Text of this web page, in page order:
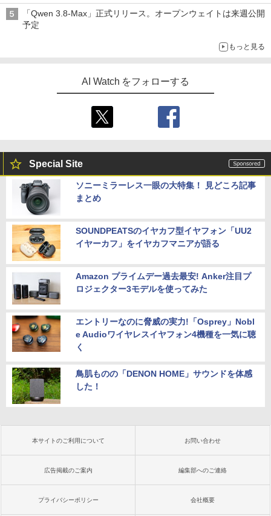
U320F22
「Qwen 3.8-Max」正式リリース。オープンウェイトは来週公開
予定
もっと見る
AI Watch をフォローする
Special Site
ソニーミラーレス一眼の大特集！ 見どころ記事
まとめ
SOUNDPEATSのイヤカフ型イヤフォン「UU2
イヤーカフ」をイヤカフマニアが語る
Amazon プライムデー過去最安! Anker注目プ
ロジェクター3モデルを使ってみた
エントリーなのに脅威の実力!「Osprey」Nobl
e Audioワイヤレスイヤフォン4機種を一気に聴
く
鳥肌ものの「DENON HOME」サウンドを体感
した！
本サイトのご利用について お問い合わせ
広告掲載のご案内 編集部へのご連絡
プライバシーポリシー 会社概要